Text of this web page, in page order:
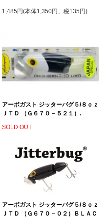
1,485円(本体1,350円、税135円)
アーボガスト ジッターバグ５/８ｏｚ
ＪＴＤ （Ｇ６７０－５２１）.
SOLD OUT
アーボガスト ジッターバグ５/８ｏｚ
ＪＴＤ （Ｇ６７０－０２）ＢＬＡＣ